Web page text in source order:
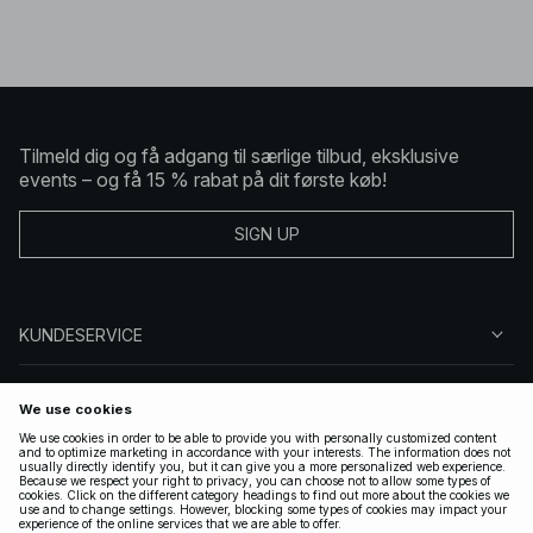
Tilmeld dig og få adgang til særlige tilbud, eksklusive
events – og få 15 % rabat på dit første køb!
SIGN UP
KUNDESERVICE
FØLG OS
GYLDIGE